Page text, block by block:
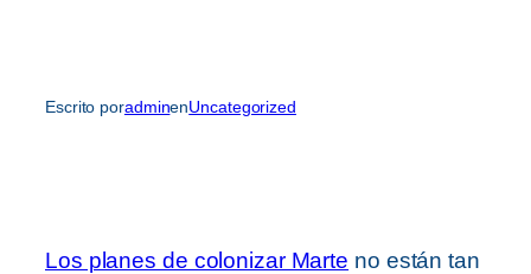
Escrito poradminenUncategorized
Los planes de colonizar Marte no están tan